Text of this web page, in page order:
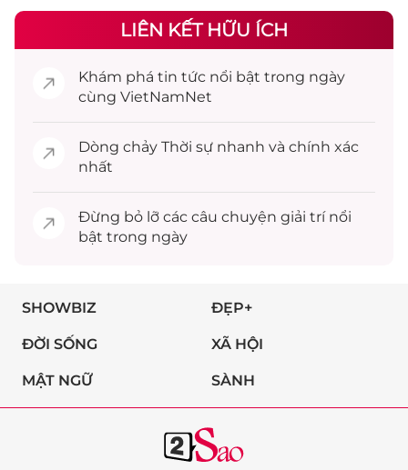
LIÊN KẾT HỮU ÍCH
Khám phá tin tức nổi bật trong ngày
cùng VietNamNet
Dòng chảy Thời sự nhanh và chính xác
nhất
Đừng bỏ lỡ các câu chuyện giải trínổi
bật trong ngày
SHOWBIZ ĐẸP+
ĐỜI SỐNG XÃ HỘI
MẬT NGỮ SÀNH